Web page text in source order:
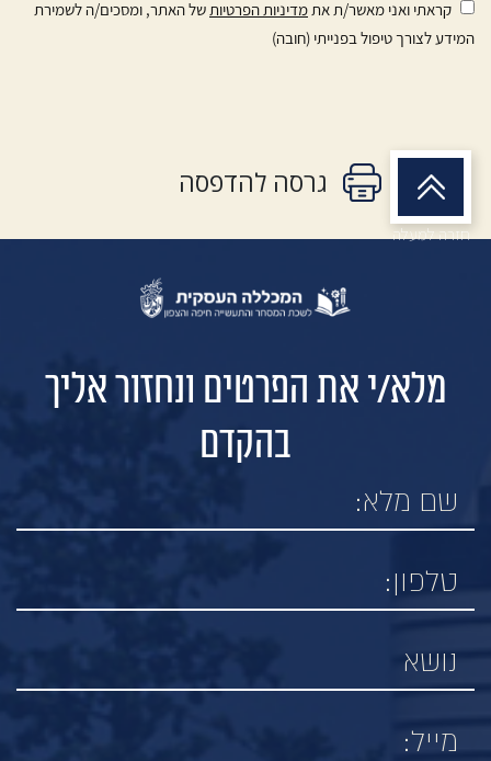
קראתי ואני מאשר/ת אתמדיניות הפרטיותשל האתר, ומסכים/ה לשמירת
המידע לצורך טיפול בפנייתי (חובה)
גרסה להדפסה
חזרה למעלה
מלא/י את הפרטים ונחזור אליך
בהקדם